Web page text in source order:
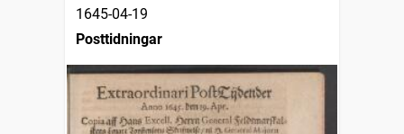
1645-04-19
Posttidningar